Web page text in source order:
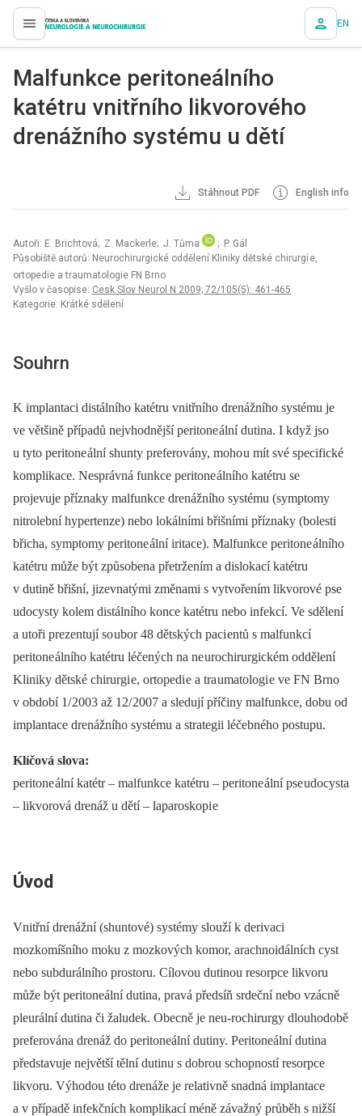
proLékaře.cz EN
Malfunkce peritoneálního
katétru vnitřního likvorového
drenážního systému u dětí
Stáhnout PDF English info
Autoři: E. Brichtová; Z. Mackerle; J. Tůma
; P. Gál
Působiště autorů: Neurochirurgické oddělení Kliniky dětské chirurgi e,
ortopedie a traumatologie FN Brno
Vyšlo v časopise: Cesk Slov Neurol N 2009; 72/105(5): 461-465
Kategorie: Krátké sdělení
Souhrn
K implantaci distálního katétru vnitřního drenážního systému je
ve většině případů nejvhodnější peritone ální dutina. I když jso
u tyto peritone ální shunty preferovány, moho u mít své specifické
komplikace. Nesprávná funkce peritone álního katétru se
projevuje příznaky malfunkce drenážního systému (symptomy
nitrolební hypertenze) nebo lokálními břišními příznaky (bolesti
břicha, symptomy peritone ální iritace). Malfunkce peritone álního
katétru může být způsobena přetržením a dislokací katétru
v dutině břišní, jizevnatými změnami s vytvořením likvorové pse
udocysty kolem distálního konce katétru nebo infekcí. Ve sdělení
a utoři prezentují so ubor 48 dětských paci entů s malfunkcí
peritone álního katétru léčených na ne urochirurgickém oddělení
Kliniky dětské chirurgi e, ortopedi e a tra umatologi e ve FN Brno
v období 1/ 2003 až 12/ 2007 a sledují příčiny malfunkce, dobu od
implantace drenážního systému a strategii léčebného postupu.
Klíčová slova:
peritone ální katétr –⁠ malfunkce katétru –⁠ peritone ální pse udocysta
–⁠ likvorová drenáž u dětí –⁠ laparoskopi e
Úvod
Vnitřní drenážní (shuntové) systémy slouží k derivaci
mozkomíšního moku z mozkových komor, arachnoidálních cyst
nebo subdurálního prostoru. Cílovou dutinou resorpce likvoru
může být peritoneální dutina, pravá předsíň srdeční nebo vzácně
pleurální dutina či žaludek. Obecně je neu-rochirurgy dlouhodobě
preferována drenáž do peritoneální dutiny. Peritoneální dutina
představuje největší tělní dutinu s dobrou schopností resorpce
likvoru. Výhodou této drenáže je relativně snadná implantace
a v pří­padě infekčních komplikací méně závažný průběh s nižší